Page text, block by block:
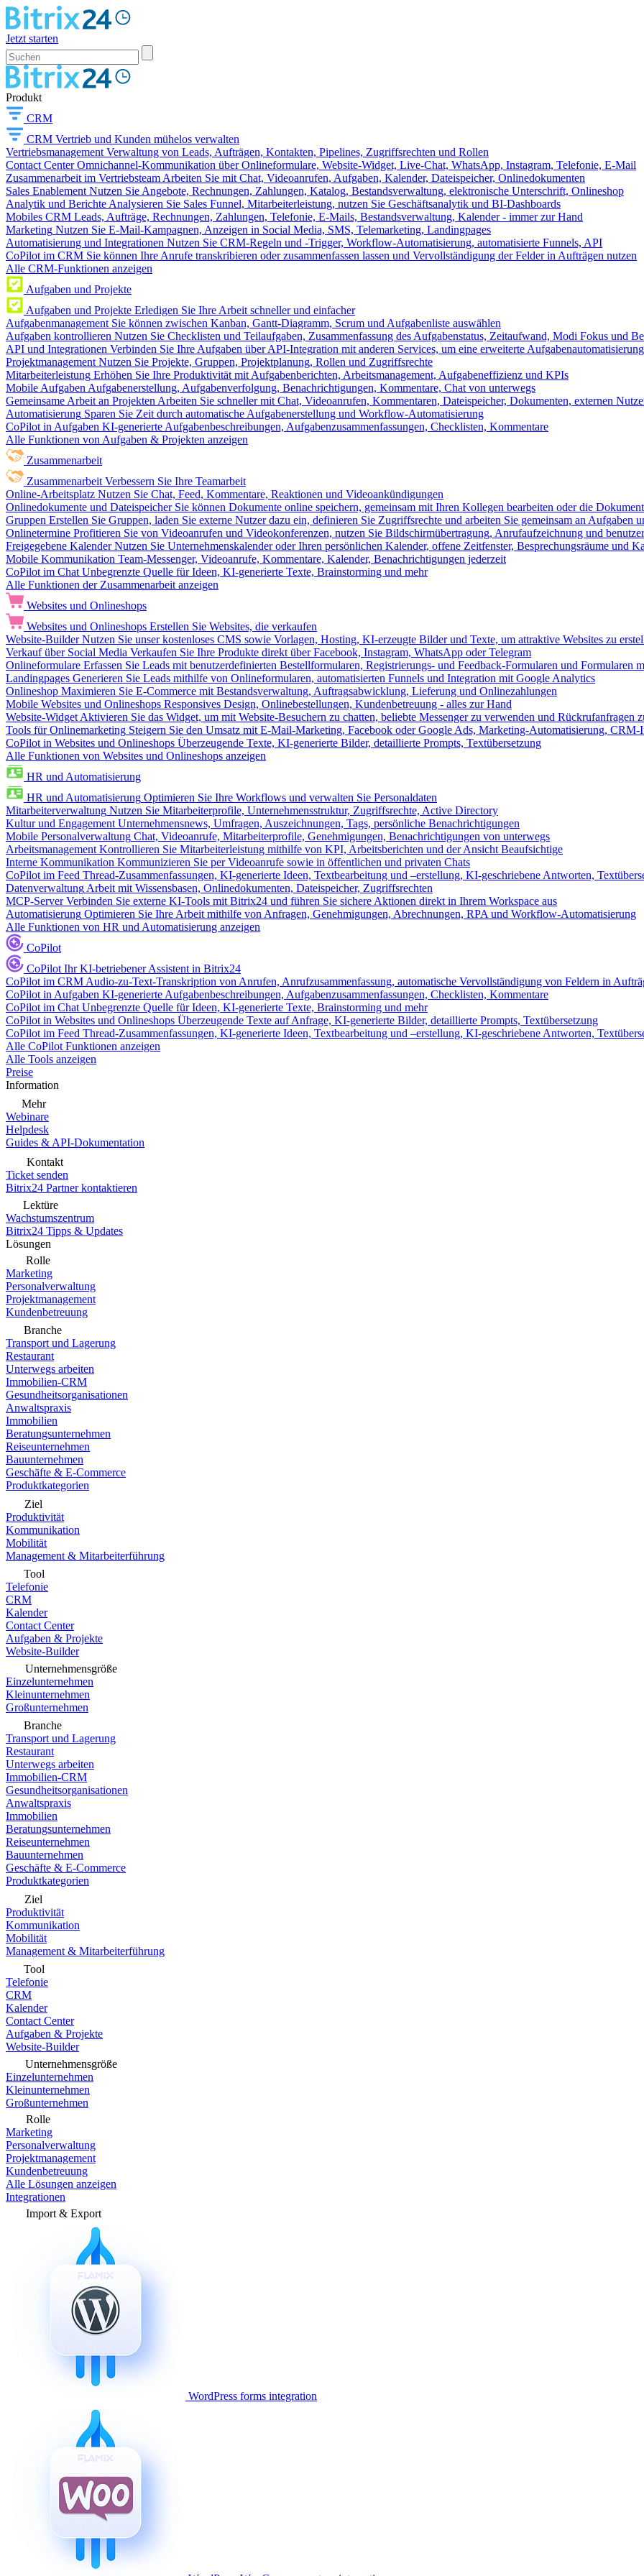
Jetzt starten
Produkt
CRM
CRM Vertrieb und Kunden mühelos verwalten
Vertriebsmanagement Verwaltung von Leads, Aufträgen, Kontakten, Pipelines, Zugriffsrechten und Rollen
Contact Center Omnichannel-Kommunikation über Onlineformulare, Website-Widget, Live-Chat, WhatsApp, Instagram, Telefonie, E-Mail
Zusammenarbeit im Vertriebsteam Arbeiten Sie mit Chat, Videoanrufen, Aufgaben, Kalender, Dateispeicher, Onlinedokumenten
Sales Enablement Nutzen Sie Angebote, Rechnungen, Zahlungen, Katalog, Bestandsverwaltung, elektronische Unterschrift, Onlineshop
Analytik und Berichte Analysieren Sie Sales Funnel, Mitarbeiterleistung, nutzen Sie Geschäftsanalytik und BI-Dashboards
Mobiles CRM Leads, Aufträge, Rechnungen, Zahlungen, Telefonie, E-Mails, Bestandsverwaltung, Kalender - immer zur Hand
Marketing Nutzen Sie E-Mail-Kampagnen, Anzeigen in Social Media, SMS, Telemarketing, Landingpages
Automatisierung und Integrationen Nutzen Sie CRM-Regeln und -Trigger, Workflow-Automatisierung, automatisierte Funnels, API
CoPilot im CRM Sie können Ihre Anrufe transkribieren oder zusammenfassen lassen und Vervollständigung der Felder in Aufträgen nutzen
Alle CRM-Funktionen anzeigen
Aufgaben und Projekte
Aufgaben und Projekte Erledigen Sie Ihre Arbeit schneller und einfacher
Aufgabenmanagement Sie können zwischen Kanban, Gantt-Diagramm, Scrum und Aufgabenliste auswählen
Aufgaben kontrollieren Nutzen Sie Checklisten und Teilaufgaben, Zusammenfassung des Aufgabenstatus, Zeitaufwand, Modi Fokus und
API und Integrationen Verbinden Sie Ihre Aufgaben über API-Integration mit anderen Services, um eine erweiterte
Projektmanagement Nutzen Sie Projekte, Gruppen, Projektplanung, Rollen und Zugriffsrechte
Mitarbeiterleistung Erhöhen Sie Ihre Produktivität mit Aufgabenberichten, Arbeitsmanagement, Aufgabeneffizienz und KPIs
Mobile Aufgaben Aufgabenerstellung, Aufgabenverfolgung, Benachrichtigungen, Kommentare, Chat von unterwegs
Gemeinsame Arbeit an Projekten Arbeiten Sie schneller mit Chat, Videoanrufen, Kommentaren, Dateispeicher, Dokumenten, externen
Automatisierung Sparen Sie Zeit durch automatische Aufgabenerstellung und Workflow-Automatisierung
CoPilot in Aufgaben KI-generierte Aufgabenbeschreibungen, Aufgabenzusammenfassungen, Checklisten, Kommentare
Alle Funktionen von Aufgaben & Projekten anzeigen
Zusammenarbeit
Zusammenarbeit Verbessern Sie Ihre Teamarbeit
Online-Arbeitsplatz Nutzen Sie Chat, Feed, Kommentare, Reaktionen und Videoankündigungen
Onlinedokumente und Dateispeicher Sie können Dokumente online speichern, gemeinsam mit Ihren Kollegen bearbeiten oder die
Gruppen Erstellen Sie Gruppen, laden Sie externe Nutzer dazu ein, definieren Sie Zugriffsrechte und arbeiten Sie gemeinsam an Aufgaben
Onlinetermine Profitieren Sie von Videoanrufen und Videokonferenzen, nutzen Sie Bildschirmübertragung, Anrufaufzeichnung und
Freigegebene Kalender Nutzen Sie Unternehmenskalender oder Ihren persönlichen Kalender, offene Zeitfenster, Besprechungsräume und
Mobile Kommunikation Team-Messenger, Videoanrufe, Kommentare, Kalender, Benachrichtigungen jederzeit
CoPilot im Chat Unbegrenzte Quelle für Ideen, KI-generierte Texte, Brainstorming und mehr
Alle Funktionen der Zusammenarbeit anzeigen
Websites und Onlineshops
Websites und Onlineshops Erstellen Sie Websites, die verkaufen
Website-Builder Nutzen Sie unser kostenloses CMS sowie Vorlagen, Hosting, KI-erzeugte Bilder und Texte, um attraktive Websites zu
Verkauf über Social Media Verkaufen Sie Ihre Produkte direkt über Facebook, Instagram, WhatsApp oder Telegram
Onlineformulare Erfassen Sie Leads mit benutzerdefinierten Bestellformularen, Registrierungs- und Feedback-Formularen und Formularen
Landingpages Generieren Sie Leads mithilfe von Onlineformularen, automatisierten Funnels und Integration mit Google Analytics
Onlineshop Maximieren Sie E-Commerce mit Bestandsverwaltung, Auftragsabwicklung, Lieferung und Onlinezahlungen
Mobile Websites und Onlineshops Responsives Design, Onlinebestellungen, Kundenbetreuung - alles zur Hand
Website-Widget Aktivieren Sie das Widget, um mit Website-Besuchern zu chatten, beliebte Messenger zu verwenden und Rückrufanfragen
Tools für Onlinemarketing Steigern Sie den Umsatz mit E-Mail-Marketing, Facebook oder Google Ads, Marketing-Automatisierung, CRM-
CoPilot in Websites und Onlineshops Überzeugende Texte, KI-generierte Bilder, detaillierte Prompts, Textübersetzung
Alle Funktionen von Websites und Onlineshops anzeigen
HR und Automatisierung
HR und Automatisierung Optimieren Sie Ihre Workflows und verwalten Sie Personaldaten
Mitarbeiterverwaltung Nutzen Sie Mitarbeiterprofile, Unternehmensstruktur, Zugriffsrechte, Active Directory
Kultur und Engagement Unternehmensnews, Umfragen, Auszeichnungen, Tags, persönliche Benachrichtigungen
Mobile Personalverwaltung Chat, Videoanrufe, Mitarbeiterprofile, Genehmigungen, Benachrichtigungen von unterwegs
Arbeitsmanagement Kontrollieren Sie Mitarbeiterleistung mithilfe von KPI, Arbeitsberichten und der Ansicht Beaufsichtige
Interne Kommunikation Kommunizieren Sie per Videoanrufe sowie in öffentlichen und privaten Chats
CoPilot im Feed Thread-Zusammenfassungen, KI-generierte Ideen, Textbearbeitung und –erstellung, KI-geschriebene Antworten,
Datenverwaltung Arbeit mit Wissensbasen, Onlinedokumenten, Dateispeicher, Zugriffsrechten
MCP-Server Verbinden Sie externe KI-Tools mit Bitrix24 und führen Sie sichere Aktionen direkt in Ihrem Workspace aus
Automatisierung Optimieren Sie Ihre Arbeit mithilfe von Anfragen, Genehmigungen, Abrechnungen, RPA und Workflow-Automatisierung
Alle Funktionen von HR und Automatisierung anzeigen
CoPilot
CoPilot Ihr KI-betriebener Assistent in Bitrix24
CoPilot im CRM Audio-zu-Text-Transkription von Anrufen, Anrufzusammenfassung, automatische Vervollständigung von Feldern in
CoPilot in Aufgaben KI-generierte Aufgabenbeschreibungen, Aufgabenzusammenfassungen, Checklisten, Kommentare
CoPilot im Chat Unbegrenzte Quelle für Ideen, KI-generierte Texte, Brainstorming und mehr
CoPilot in Websites und Onlineshops Überzeugende Texte auf Anfrage, KI-generierte Bilder, detaillierte Prompts, Textübersetzung
CoPilot im Feed Thread-Zusammenfassungen, KI-generierte Ideen, Textbearbeitung und –erstellung, KI-geschriebene Antworten,
Alle CoPilot Funktionen anzeigen
Alle Tools anzeigen
Preise
Information
Mehr
Webinare
Helpdesk
Guides & API-Dokumentation
Kontakt
Ticket senden
Bitrix24 Partner kontaktieren
Lektüre
Wachstumszentrum
Bitrix24 Tipps & Updates
Lösungen
Rolle
Marketing
Personalverwaltung
Projektmanagement
Kundenbetreuung
Branche
Transport und Lagerung
Restaurant
Unterwegs arbeiten
Immobilien-CRM
Gesundheitsorganisationen
Anwaltspraxis
Immobilien
Beratungsunternehmen
Reiseunternehmen
Bauunternehmen
Geschäfte & E-Commerce
Produktkategorien
Ziel
Produktivität
Kommunikation
Mobilität
Management & Mitarbeiterführung
Tool
Telefonie
CRM
Kalender
Contact Center
Aufgaben & Projekte
Website-Builder
Unternehmensgröße
Einzelunternehmen
Kleinunternehmen
Großunternehmen
Branche
Transport und Lagerung
Restaurant
Unterwegs arbeiten
Immobilien-CRM
Gesundheitsorganisationen
Anwaltspraxis
Immobilien
Beratungsunternehmen
Reiseunternehmen
Bauunternehmen
Geschäfte & E-Commerce
Produktkategorien
Ziel
Produktivität
Kommunikation
Mobilität
Management & Mitarbeiterführung
Tool
Telefonie
CRM
Kalender
Contact Center
Aufgaben & Projekte
Website-Builder
Unternehmensgröße
Einzelunternehmen
Kleinunternehmen
Großunternehmen
Rolle
Marketing
Personalverwaltung
Projektmanagement
Kundenbetreuung
Alle Lösungen anzeigen
Integrationen
Import & Export
WordPress forms integration